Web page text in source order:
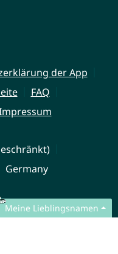
Meine Lieblingsnamen
der App
FAQ
Germany